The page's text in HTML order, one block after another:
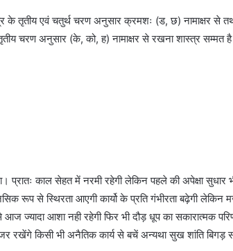
तृतीय एवं चतुर्थ चरण अनुसार क्रमशः (ड, छ) नामाक्षर से
चरण अनुसार (के, को, ह) नामाक्षर से रखना शास्त्र सम्मत
प्रातः काल सेहत में नरमी रहेगी लेकिन पहले की अपेक्षा
रूप से स्थिरता आएगी कार्यो के प्रति गंभीरता बढ़ेगी लेकिन
आज ज्यादा आशा नही रहेगी फिर भी दौड़ धूप का सकारात्मक
रखेंगे किसी भी अनैतिक कार्य से बचें अन्यथा सुख शांति